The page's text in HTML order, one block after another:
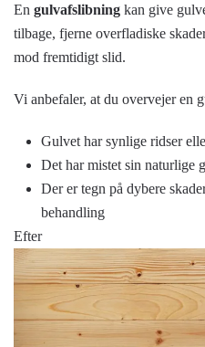
En gulvafslibning kan give
tilbage, fjerne overfladiske
mod fremtidigt slid.
Vi anbefaler, at du overvejer en
Gulvet har synlige ridser
Det har mistet sin naturlige
Der er tegn på dybere
behandling
Efter